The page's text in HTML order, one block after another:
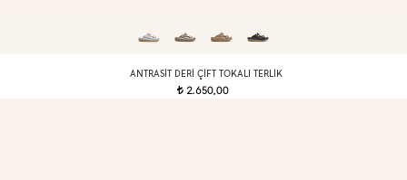
ANTRASIT DERI ÇIFT TOKALI TERLIK
t2.650,00